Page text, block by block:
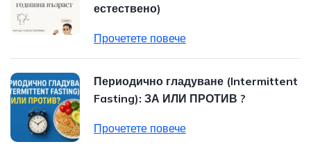
естествено)
Прочетете повече
Периодично гладуване (Intermittent
Fasting): ЗА ИЛИ ПРОТИВ ?
Прочетете повече